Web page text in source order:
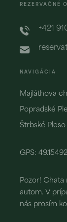
REZERVAČNÉ
+421
NAVIGÁCIA
Majláthova
Popradské
Štrbské
GPS:
Pozor! Chata
autom. V
nás prosím